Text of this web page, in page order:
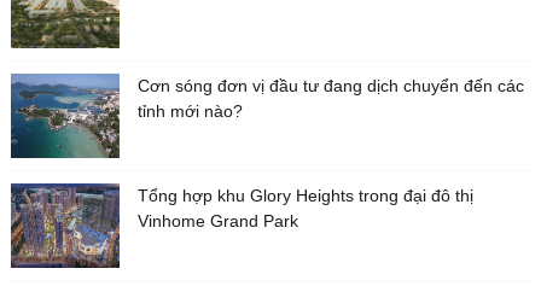
Cơn sóng đơn vị đầu tư đang dịch chuyển đến các
tỉnh mới nào?
Tổng hợp khu Glory Heights trong đại đô thị
Vinhome Grand Park